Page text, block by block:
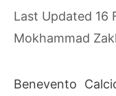
16
Mokhammad
Benevento